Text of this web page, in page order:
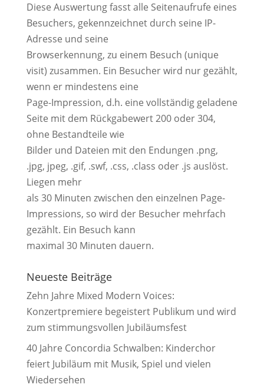
Diese Auswertung fasst alle Seitenaufrufe eines
Besuchers, gekennzeichnet durch seine IP-
Adresse und seine
Browserkennung, zu einem Besuch (unique
visit) zusammen. Ein Besucher wird nur gezählt,
wenn er mindestens eine
Page-Impression, d.h. eine vollständig geladene
Seite mit dem Rückgabewert 200 oder 304,
ohne Bestandteile wie
Bilder und Dateien mit den Endungen .png,
.jpg, jpeg, .gif, .swf, .css, .class oder .js auslöst.
Liegen mehr
als 30 Minuten zwischen den einzelnen Page-
Impressions, so wird der Besucher mehrfach
gezählt. Ein Besuch kann
maximal 30 Minuten dauern.
Neueste Beiträge
Zehn Jahre Mixed Modern Voices:
Konzertpremiere begeistert Publikum und wird
zum stimmungsvollen Jubiläumsfest
40 Jahre Concordia Schwalben: Kinderchor
feiert Jubiläum mit Musik, Spiel und vielen
Wiedersehen